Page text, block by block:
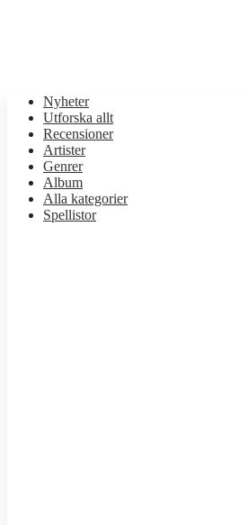
Nyheter
Utforska allt
Recensioner
Artister
Genrer
Album
Alla kategorier
Spellistor